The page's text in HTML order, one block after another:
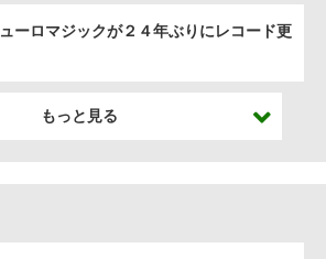
ーロマジックが２４年ぶりにレコード更
もっと見る